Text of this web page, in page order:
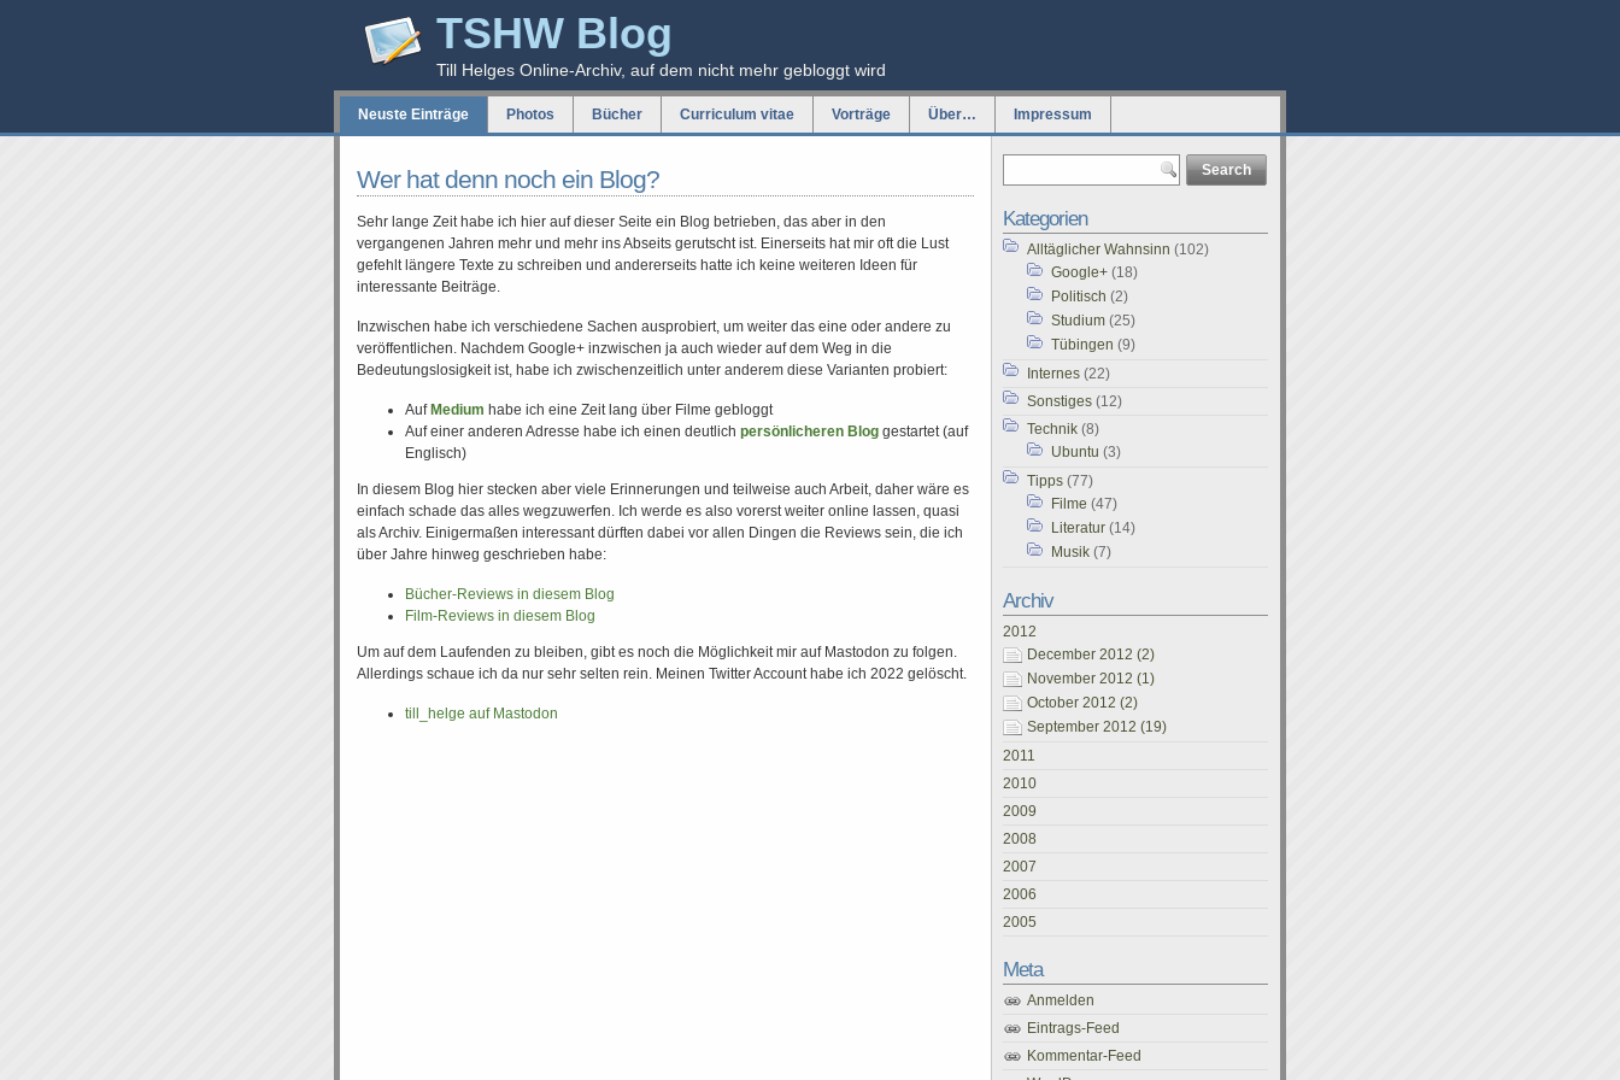
TSHW Blog
Till Helges Online-Archiv, auf dem nicht mehr gebloggt wird
Neuste Einträge Photos Bücher Curriculum vitae Vorträge Über… Impressum
Wer hat denn noch ein Blog?
Sehr lange Zeit habe ich hier auf dieser Seite ein Blog betrieben, das aber in den
vergangenen Jahren mehr und mehr ins Abseits gerutscht ist. Einerseits hat mir oft die Lust
gefehlt längere Texte zu schreiben und andererseits hatte ich keine weiteren Ideen für
interessante Beiträge.
Inzwischen habe ich verschiedene Sachen ausprobiert, um weiter das eine oder andere zu
veröffentlichen. Nachdem Google+ inzwischen ja auch wieder auf dem Weg in die
Bedeutungslosigkeit ist, habe ich zwischenzeitlich unter anderem diese Varianten probiert:
Auf Medium habe ich eine Zeit lang über Filme gebloggt
Auf einer anderen Adresse habe ich einen deutlich persönlicheren Blog gestartet (auf
Englisch)
In diesem Blog hier stecken aber viele Erinnerungen und teilweise auch Arbeit, daher wäre es
einfach schade das alles wegzuwerfen. Ich werde es also vorerst weiter online lassen, quasi
als Archiv. Einigermaßen interessant dürften dabei vor allen Dingen die Reviews sein, die ich
über Jahre hinweg geschrieben habe:
Bücher-Reviews in diesem Blog
Film-Reviews in diesem Blog
Um auf dem Laufenden zu bleiben, gibt es noch die Möglichkeit mir auf Mastodon zu folgen.
Allerdings schaue ich da nur sehr selten rein. Meinen Twitter Account habe ich 2022 gelöscht.
till_helge auf Mastodon
Kategorien
Alltäglicher Wahnsinn (102)
Google+ (18)
Politisch (2)
Studium (25)
Tübingen (9)
Internes (22)
Sonstiges (12)
Technik (8)
Ubuntu (3)
Tipps (77)
Filme (47)
Literatur (14)
Musik (7)
Archiv
2012
December 2012 (2)
November 2012 (1)
October 2012 (2)
September 2012 (19)
2011
2010
2009
2008
2007
2006
2005
Meta
Anmelden
Eintrags-Feed
Kommentar-Feed